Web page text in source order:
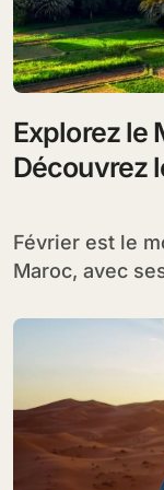
Explorez le
Découvrez
inoubliables
Février est le moment idéal pour explorer le
Maroc, avec